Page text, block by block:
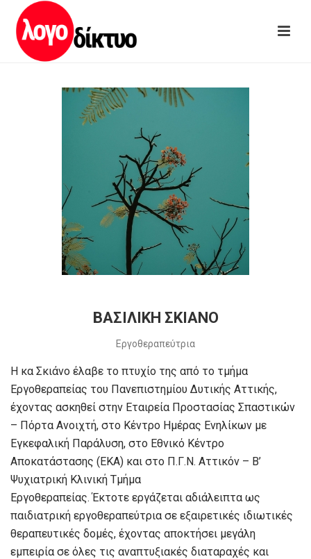
ΒΑΣΙΛΙΚΗ ΣΚΙΑΝΟ
Εργοθεραπεύτρια
Η κα Σκιάνο έλαβε το πτυχίο της από το τμήμα
Εργοθεραπείας του Πανεπιστημίου Δυτικής Αττικής,
έχοντας ασκηθεί στην Εταιρεία Προστασίας Σπαστικών
– Πόρτα Ανοιχτή, στο Κέντρο Ημέρας Ενηλίκων με
Εγκεφαλική Παράλυση, στο Εθνικό Κέντρο
Αποκατάστασης (ΕΚΑ) και στο Π.Γ.Ν. Αττικόν – Β’
Ψυχιατρική Κλινική Τμήμα
Εργοθεραπείας.Έκτοτε εργάζεται αδιάλειπτα ως
παιδιατρική εργοθεραπεύτρια σε εξαιρετικές ιδιωτικές
θεραπευτικές δομές, έχοντας αποκτήσει μεγάλη
εμπειρία σε όλες τις αναπτυξιακές διαταραχές και